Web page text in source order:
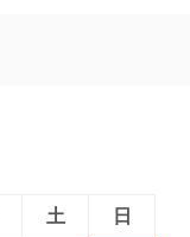
土 日